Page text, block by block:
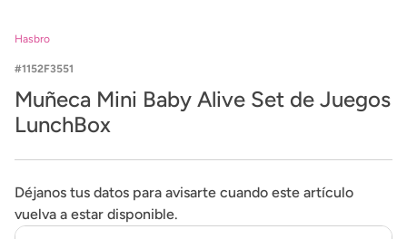
Hasbro
1152F3551
Muñeca Mini Baby Alive Set de Juegos
LunchBox
Déjanos tus datos para avisarte cuando este artículo
vuelva a estar disponible.